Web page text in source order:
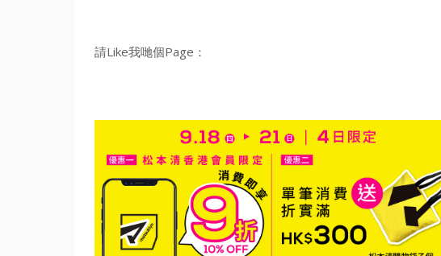
請Like我哋個Page：